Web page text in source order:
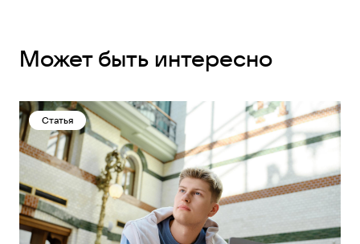
Может быть интересно
Статья